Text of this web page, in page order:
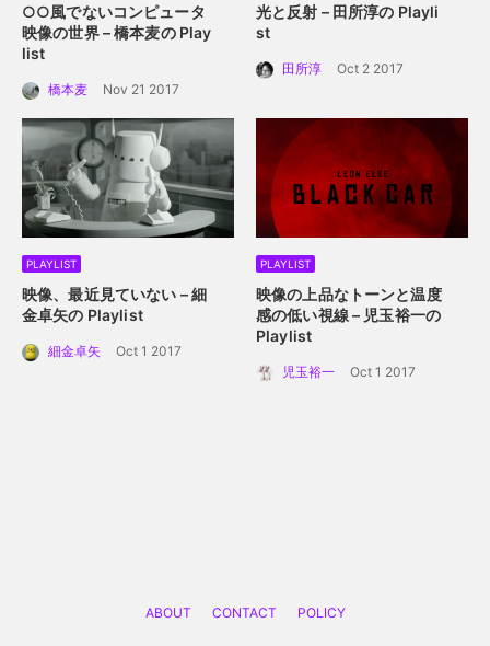
○○風でないコンピュータ
映像の世界 – 橋本麦の Play
list
橋本麦 Nov 21 2017
光と反射 – 田所淳の Playli
st
田所淳 Oct 2 2017
PLAYLIST
映像、最近見ていない – 細
金卓矢の Playlist
細金卓矢 Oct 1 2017
PLAYLIST
映像の上品なトーンと温度
感の低い視線 – 児玉裕一の
Playlist
児玉裕一 Oct 1 2017
ABOUT CONTACT POLICY